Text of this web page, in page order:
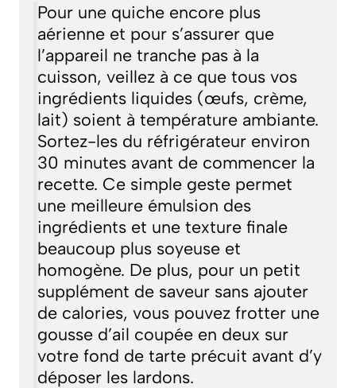
Pour une quiche encore plus
aérienne et pour s’assurer que
l’appareil ne tranche pas à la
cuisson, veillez à ce que tous vos
ingrédients liquides (œufs, crème,
lait) soient à température ambiante.
Sortez-les du réfrigérateur environ
30 minutes avant de commencer la
recette. Ce simple geste permet
une meilleure émulsion des
ingrédients et une texture finale
beaucoup plus soyeuse et
homogène. De plus, pour un petit
supplément de saveur sans ajouter
de calories, vous pouvez frotter une
gousse d’ail coupée en deux sur
votre fond de tarte précuit avant d’y
déposer les lardons.